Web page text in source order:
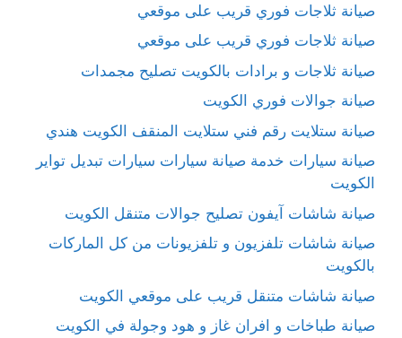
صيانة ثلاجات فوري قريب على موقعي
صيانة ثلاجات فوري قريب على موقعي
صيانة ثلاجات و برادات بالكويت تصليح مجمدات
صيانة جوالات فوري الكويت
صيانة ستلايت رقم فني ستلايت المنقف الكويت هندي
صيانة سيارات خدمة صيانة سيارات سيارات تبديل تواير
الكويت
صيانة شاشات آيفون تصليح جوالات متنقل الكويت
صيانة شاشات تلفزيون و تلفزيونات من كل الماركات
بالكويت
صيانة شاشات متنقل قريب على موقعي الكويت
صيانة طباخات و افران غاز و هود وجولة في الكويت